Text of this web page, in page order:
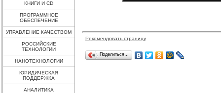
КНИГИ И CD
ПРОГРАММНОЕ
ОБЕСПЕЧЕНИЕ
УПРАВЛЕНИЕ КАЧЕСТВОМ
РОССИЙСКИЕ
ТЕХНОЛОГИИ
НАНОТЕХНОЛОГИИ
ЮРИДИЧЕСКАЯ
ПОДДЕРЖКА
АНАЛИТИКА
Рекомендовать страницу
Поделиться…